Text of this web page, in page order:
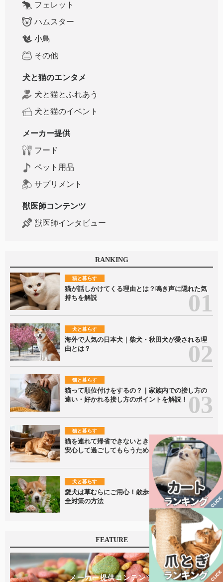
フェレット
ハムスター
小鳥
その他
犬と猫のエンタメ
犬と猫とふれあう
犬と猫のイベント
メーカー提供
フード
ペット用品
サプリメント
獣医師コンテンツ
獣医師インタビュー
RANKING
猫と暮らす
猫が話しかけてくる理由とは？鳴き声に隠れた気
持ちを解説
犬と暮らす
海外で人気の日本犬｜柴犬・秋田犬が愛される理
由とは？
猫と暮らす
猫って順位付けをするの？｜家族内での接し方の
違い・好かれる接し方のポイントを解説！
猫と暮らす
猫を連れて帰省できないときの留守番ポイント｜
安心して過ごしてもらうための準備を解説
犬と暮らす
愛犬は草むらにご用心！散歩中に潜むリスクと安
全対策の方法
FEATURE
メーカー提供コンテンツ